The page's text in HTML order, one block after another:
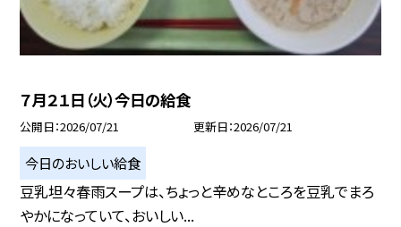
７月２１日（火）今日の給食
公開日 2026/07/21 更新日 2026/07/21
今日のおいしい給食
豆乳坦々春雨スープは、ちょっと辛めなところを豆乳でまろ
やかになっていて、おいしい...